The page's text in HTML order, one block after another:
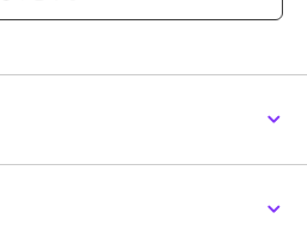
げた「H」ロゴで取り付けられてお
ット×2
通勤、ショッピングなど、日常のさま